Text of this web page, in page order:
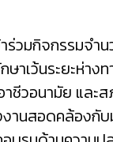
มกิจกรรมจำน
ษาเว้นระยะห่า
วอนามัย และ
านสอดคล้องกั